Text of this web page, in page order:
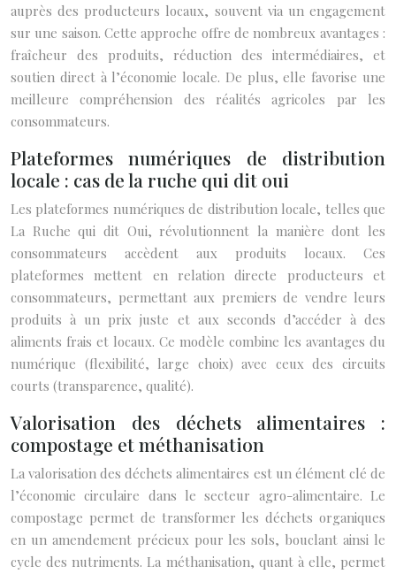
auprès des producteurs locaux, souvent via un engagement
sur une saison. Cette approche offre de nombreux avantages :
fraîcheur des produits, réduction des intermédiaires, et
soutien direct à l’économie locale. De plus, elle favorise une
meilleure compréhension des réalités agricoles par les
consommateurs.
Plateformes numériques de distribution
locale : cas de la ruche qui dit oui
Les plateformes numériques de distribution locale, telles que
La Ruche qui dit Oui, révolutionnent la manière dont les
consommateurs accèdent aux produits locaux. Ces
plateformes mettent en relation directe producteurs et
consommateurs, permettant aux premiers de vendre leurs
produits à un prix juste et aux seconds d’accéder à des
aliments frais et locaux. Ce modèle combine les avantages du
numérique (flexibilité, large choix) avec ceux des circuits
courts (transparence, qualité).
Valorisation des déchets alimentaires :
compostage et méthanisation
La valorisation des déchets alimentaires est un élément clé de
l’économie circulaire dans le secteur agro-alimentaire. Le
compostage permet de transformer les déchets organiques
en un amendement précieux pour les sols, bouclant ainsi le
cycle des nutriments. La méthanisation, quant à elle, permet